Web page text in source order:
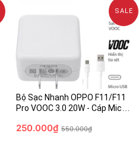
SALE
Bộ Sạc Nhanh OPPO F11/F11
Pro VOOC 3.0 20W - Cáp Micro-
250.000₫ 550.000₫